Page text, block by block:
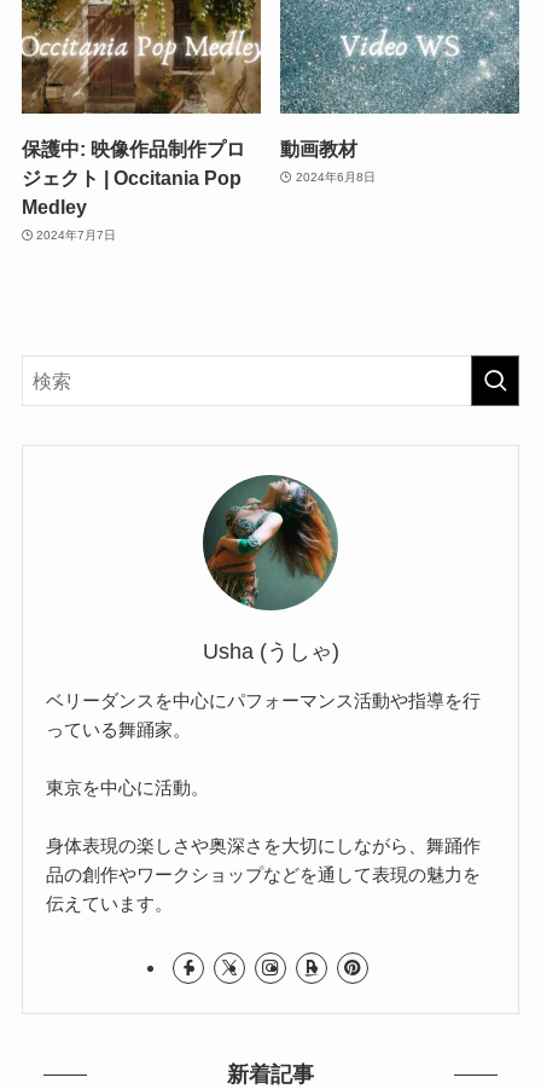
保護中: 映像作品制作プロ
ジェクト | Occitania Pop
Medley
2024年7月7日
動画教材
2024年6月8日
Usha (うしゃ)
ベリーダンスを中心にパフォーマンス活動や指導を行
っている舞踊家。
東京を中心に活動。
身体表現の楽しさや奥深さを大切にしながら、舞踊作
品の創作やワークショップなどを通して表現の魅力を
伝えています。
新着記事